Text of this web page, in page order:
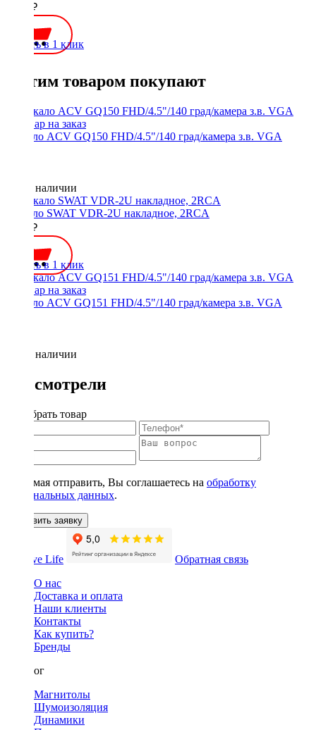
2500 ₽
Купить в 1 клик
С этим товаром покупают
Зеркало ACV GQ150 FHD/4.5"/140 град/камера з.в. VGA
Нет в наличии
Зеркало SWAT VDR-2U накладное, 2RCA
3000 ₽
Купить в 1 клик
Зеркало ACV GQ151 FHD/4.5"/140 град/камера з.в. VGA
Нет в наличии
Вы смотрели
Подобрать товар
Нажимая отправить, Вы соглашаетесь на обработку
персональных данных.
Оставить заявку
Обратная связь
О нас
Доставка и оплата
Наши клиенты
Контакты
Как купить?
Бренды
Каталог
Магнитолы
Шумоизоляция
Динамики